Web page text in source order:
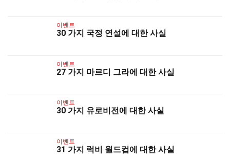
이벤트
30 가지 국정 연설에 대한 사실
이벤트
27 가지 마르디 그라에 대한 사실
이벤트
30 가지 유로비전에 대한 사실
이벤트
31 가지 럭비 월드컵에 대한 사실